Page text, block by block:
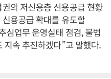
의 저신용층 신용공급 현황
용공급 확대를 유도할
심업무 운영실태 점검, 불법
속 추진하겠다”고 말했다.